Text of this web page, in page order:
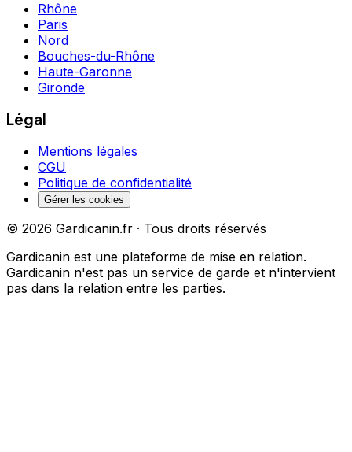
Rhône
Paris
Nord
Bouches-du-Rhône
Haute-Garonne
Gironde
Légal
Mentions légales
CGU
Politique de confidentialité
Gérer les cookies
© 2026 Gardicanin.fr · Tous droits réservés
Gardicanin est une plateforme de mise en relation.
Gardicanin n'est pas un service de garde et n'intervient
pas dans la relation entre les parties.